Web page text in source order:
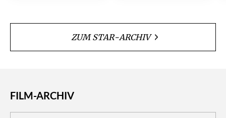
ZUM STAR-ARCHIV
FILM-ARCHIV